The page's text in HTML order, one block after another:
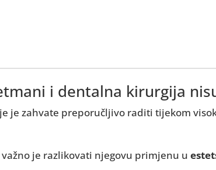
i dentalna kirurgija
je zahvate preporučljivo raditi tijekom
važno je razlikovati njegovu primjenu u